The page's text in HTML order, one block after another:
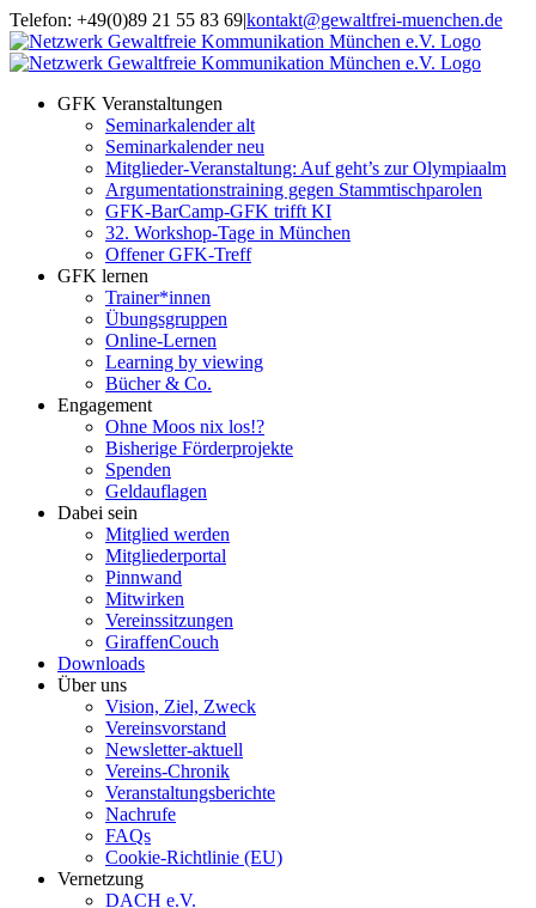
Zum
Inhalt
springen
Telefon: +49(0)89 21 55 83 69|kontakt@gewaltfrei-muenchen.de
Einloggen
Seminarkalender
Infos
zum
GFK Veranstaltungen
Seminarkalender alt
Seminarkalender neu
Mitglieder-Veranstaltung: Auf geht’s zur Olympiaalm
Argumentationstraining gegen Stammtischparolen
GFK-BarCamp-GFK trifft KI
32. Workshop-Tage in München
Offener GFK-Treff
GFK lernen
Trainer*innen
Übungsgruppen
Online-Lernen
Learning by viewing
Bücher & Co.
Engagement
Ohne Moos nix los!?
Bisherige Förderprojekte
Spenden
Geldauflagen
Dabei sein
Mitglied werden
Mitgliederportal
Pinnwand
Mitwirken
Vereinssitzungen
GiraffenCouch
Downloads
Über uns
Vision, Ziel, Zweck
Vereinsvorstand
Newsletter-aktuell
Vereins-Chronik
Veranstaltungsberichte
Nachrufe
FAQs
Cookie-Richtlinie (EU)
Vernetzung
DACH e.V.